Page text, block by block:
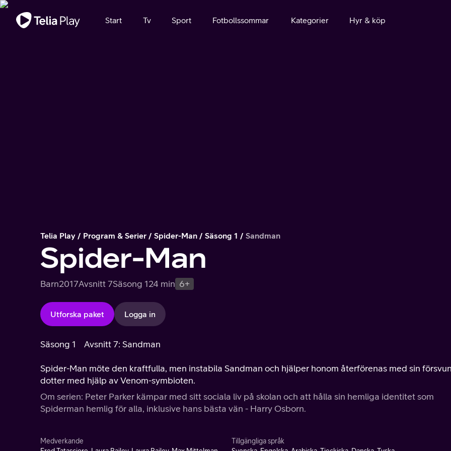
Viktigt meddelande
Start Tv Sport Fotbollssommar Kategorier Hyr & köp
Telia Play Program & Serier Spider-Man Säsong 1 Sandman
Spider-Man
Barn2017Avsnitt 7Säsong 124 min 6+
Utforska paket Logga in
Säsong 1 Avsnitt 7: Sandman
Spider-Man möte den kraftfulla, men instabila Sandman och hjälper honom återförenas med sin
dotter med hjälp av Venom-symbioten.
Om serien: Peter Parker kämpar med sitt sociala liv på skolan och att hålla sin hemliga identitet som
Spiderman hemlig för alla, inklusive hans bästa vän - Harry Osborn.
Medverkande
Tillgängliga språk